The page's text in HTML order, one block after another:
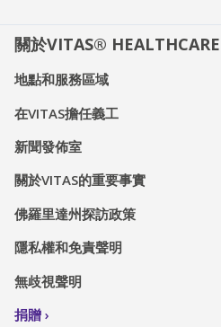
關於VITAS® HEALTHCARE
地點和服務區域
在VITAS擔任義工
新聞發佈室
關於VITAS的重要事實
佛羅里達州探訪政策
隱私權和免責聲明
無歧視聲明
捐贈